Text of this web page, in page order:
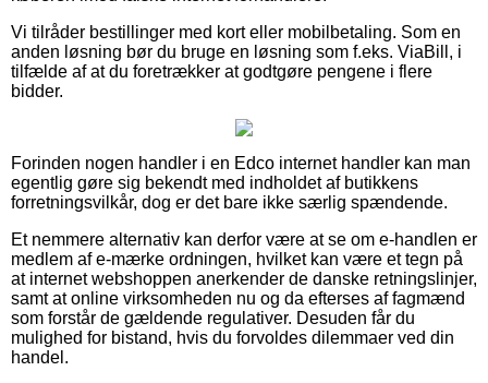
Vi tilråder bestillinger med kort eller mobilbetaling. Som en
anden løsning bør du bruge en løsning som f.eks. ViaBill, i
tilfælde af at du foretrækker at godtgøre pengene i flere
bidder.
Forinden nogen handler i en Edco internet handler kan man
egentlig gøre sig bekendt med indholdet af butikkens
forretningsvilkår, dog er det bare ikke særlig spændende.
Et nemmere alternativ kan derfor være at se om e-handlen er
medlem af e-mærke ordningen, hvilket kan være et tegn på
at internet webshoppen anerkender de danske retningslinjer,
samt at online virksomheden nu og da efterses af fagmænd
som forstår de gældende regulativer. Desuden får du
mulighed for bistand, hvis du forvoldes dilemmaer ved din
handel.